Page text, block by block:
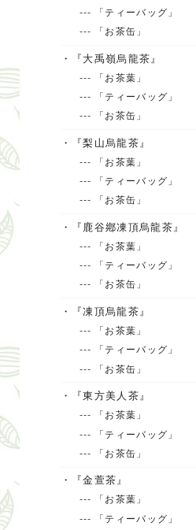
--- 「ティーバッグ」
--- 「お茶缶」
・『大禹嶺烏龍茶』
--- 「お茶葉」
--- 「ティーバッグ」
--- 「お茶缶」
・『梨山烏龍茶』
--- 「お茶葉」
--- 「ティーバッグ」
--- 「お茶缶」
・『鹿谷鄕凍頂烏龍茶』
--- 「お茶葉」
--- 「ティーバッグ」
--- 「お茶缶」
・『凍頂烏龍茶』
--- 「お茶葉」
--- 「ティーバッグ」
--- 「お茶缶」
・『東方美人茶』
--- 「お茶葉」
--- 「ティーバッグ」
--- 「お茶缶」
・『金萱茶』
--- 「お茶葉」
--- 「ティーバッグ」